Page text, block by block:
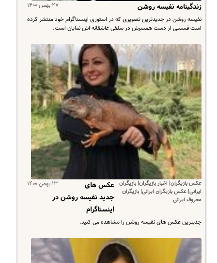
۲۷ بهمن ۱۴۰۰ زندگینامه نفیسه روشن
نفیسه روشن در جدیدترین تصویری که در استوری اینستاگرام خود منتشر کرده
است قسمتی از دست همسرش در سلفی عاشقانه اش نمایان است.
عکس بازیگران| اخبار بازیگران| بازیگران
ایرانی| عکس بازیگران ایرانی| بازیگران
معروف ایرانی
۱۳ بهمن ۱۴۰۰
عکس های
جدید نفیسه روشن در
اینستاگرام
جدیترین عکس های نفیسه روشن را مشاهده می کنید.